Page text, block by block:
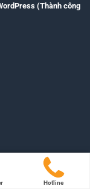
Hotline
(Thành công